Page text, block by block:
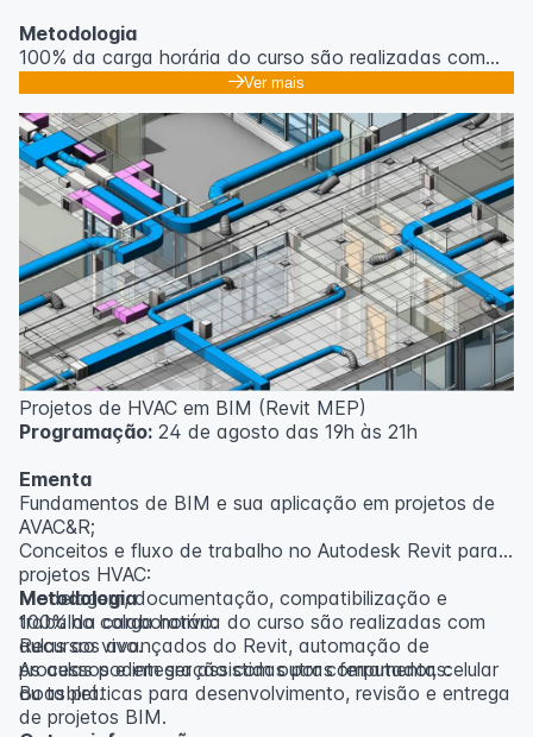
Metodologia
100% da carga horária do curso são realizadas com
ou tablet.
Outras informações
O curso pode sofrer alteração de dados e horário e os
inscritos serão avisados ​​antecipadamente.
O IPETEC reserva-se o direito de não realizar o curso
caso não atinja o número mínimo de 20 inscritos.
Professor(a):Gabriel Damasceno
Ver mais
Projetos de HVAC em BIM (Revit MEP)
Programação: 24 de agosto das 19h às 21h
Ementa
Fundamentos de BIM e sua aplicação em projetos de
AVAC&R;
Conceitos e fluxo de trabalho no Autodesk Revit para
projetos HVAC:
Modelagem, documentação, compatibilização e
trabalho colaborativo:
Recursos avançados do Revit, automação de
processos e integração com outras ferramentas:
Boas práticas para desenvolvimento, revisão e entrega
de projetos BIM.
Metodologia
100% da carga horária do curso são realizadas com
aulas ao vivo.
As aulas podem ser assistidas por computador, celular
ou tablet.